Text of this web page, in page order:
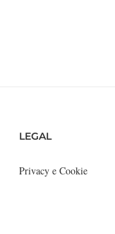
LEGAL
Privacy e Cookie